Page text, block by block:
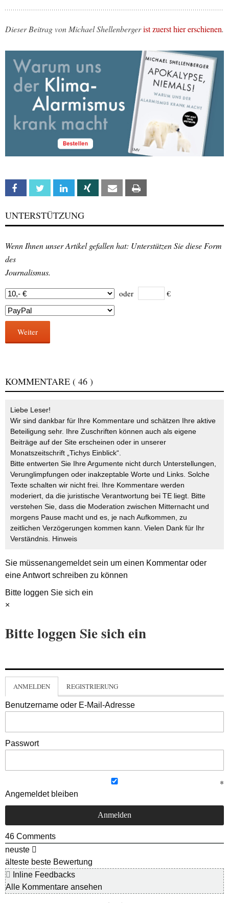
Dieser Beitrag von Michael Shellenbergerist zuerst hier erschienen.
Facebook Twitter Linkedin Xing Email
UNTERSTÜTZUNG
Wenn Ihnen unser Artikel gefallen hat: Unterstützen Sie diese Form
des
Journalismus.
oder €
Weiter
KOMMENTARE ( 46 )
Liebe Leser!
Wir sind dankbar für Ihre Kommentare und schätzen Ihre aktive
Beteiligung sehr. Ihre Zuschriften können auch als eigene
Beiträge auf der Site erscheinen oder in unserer
Monatszeitschrift „Tichys Einblick“.
Bitte entwerten Sie Ihre Argumente nicht durch Unterstellungen,
Verunglimpfungen oder inakzeptable Worte und Links. Solche
Texte schalten wir nicht frei. Ihre Kommentare werden
moderiert, da die juristische Verantwortung bei TE liegt. Bitte
verstehen Sie, dass die Moderation zwischen Mitternacht und
morgens Pause macht und es, je nach Aufkommen, zu
zeitlichen Verzögerungen kommen kann. Vielen Dank für Ihr
Verständnis. Hinweis
Sie müssenangemeldetsein um einen Kommentar oder
eine Antwort schreiben zu können
Bitte loggen Sie sich ein
×
Bitte loggen Sie sich ein
ANMELDEN REGISTRIERUNG
Benutzername oder E-Mail-Adresse
Passwort
Angemeldet bleiben
46 Comments
neuste
älteste beste Bewertung
Inline Feedbacks
Alle Kommentare ansehen